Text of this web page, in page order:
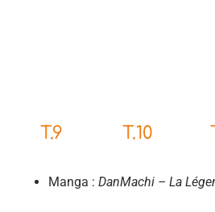
T.9 T.10
Manga : DanMachi – La